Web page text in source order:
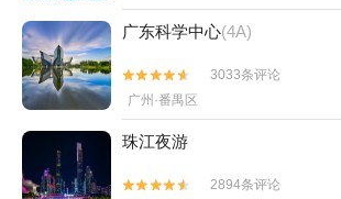
广东科学中心(4A)


3033条评论
广州·番禺区
珠江夜游

 2894条评论